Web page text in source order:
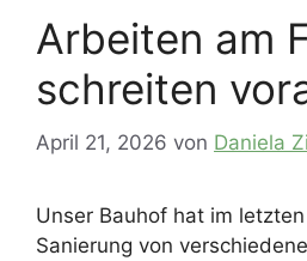
Arbeiten am
schreiten
April 21, 2026 von Daniela
Unser Bauhof hat im
Sanierung von